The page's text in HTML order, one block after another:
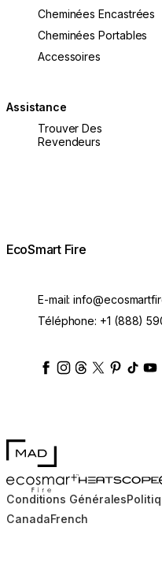
Cheminées Encastrées
Cheminées Portables
Accessoires
Assistance
Trouver Des
Revendeurs
EcoSmart Fire
E-mail:
Téléphone: +1 (888)
ecosmartfire
ecosmartfire
ecosmartfire
ecosmartfire
MAD Design
EcoSmart Fire
Conditions Générales
CanadaFrench